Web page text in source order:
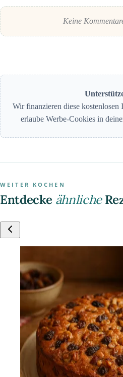
Keine
Wir finanzieren diese
erlaube Werbe-Cookies in
WEITER KOCHEN
Entdecke ähnliche